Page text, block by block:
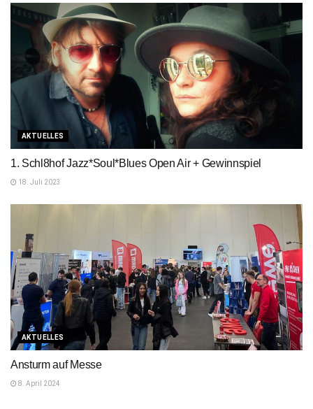
AKTUELLES
1. Schl8hof Jazz*Soul*Blues Open Air + Gewinnspiel
18. Juli 2023
AKTUELLES
Ansturm auf Messe
8. April 2024